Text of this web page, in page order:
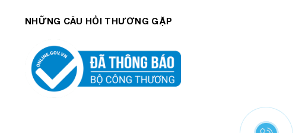
NHỮNG CÂU HỎI THƯƠNG GẶP